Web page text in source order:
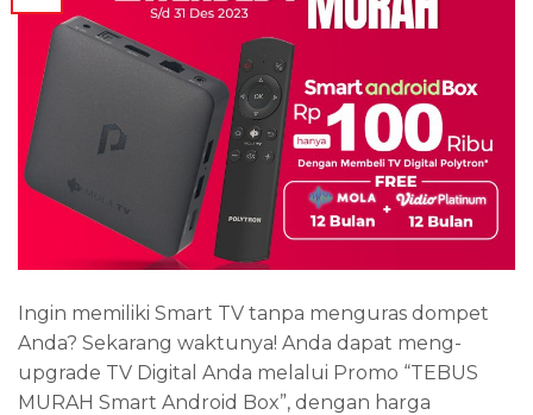
Ingin memiliki Smart TV tanpa menguras dompet
Anda? Sekarang waktunya! Anda dapat meng-
upgrade TV Digital Anda melalui Promo “TEBUS
MURAH Smart Android Box”, dengan harga